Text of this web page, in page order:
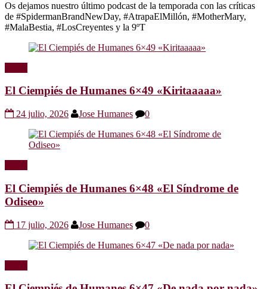
Os dejamos nuestro último podcast de la temporada con las críticas
de #SpidermanBrandNewDay, #AtrapaElMillón, #MotherMary,
#MalaBestia, #LosCreyentes y la 9ºT
El Ciempiés de Humanes 6×49 «Kiritaaaaa»
24 julio, 2026 Jose Humanes 0
El Ciempiés de Humanes 6×48 «El Síndrome de
Odiseo»
17 julio, 2026 Jose Humanes 0